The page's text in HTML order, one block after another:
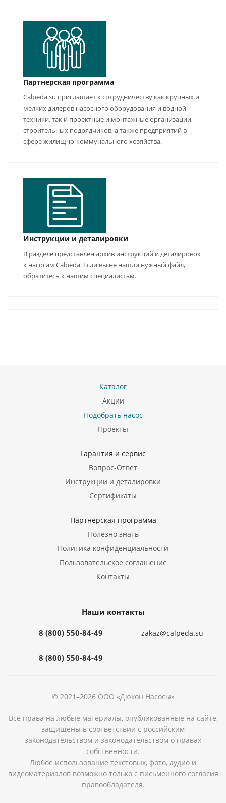
Партнерская программа
Calpeda.su приглашает к сотрудничеству как крупных и
мелких дилеров насосного оборудования и водной
техники, так и проектные и монтажные организации,
строительных подрядчиков, а также предприятий в
сфере жилищно-коммунального хозяйства.
Инструкции и деталировки
В разделе представлен архив инструкций и деталировок
к насосам Calpeda. Если вы не нашли нужный файл,
обратитесь к нашим специалистам.
Каталог
Акции
Подобрать насос
Проекты
Гарантия и сервис
Вопрос-Ответ
Инструкции и деталировки
Сертификаты
Партнерская программа
Полезно знать
Политика конфиденциальности
Пользовательское соглашение
Контакты
Наши контакты
8 (800) 550-84-49
8 (800) 550-84-49
zakaz@calpeda.su
© 2021–2026 ООО «Дюкон Насосы»
Все права на любые материалы, опубликованные на сайте,
защищены в соответствии с российским
законодательством и законодательством о правах
собственности.
Любое использование текстовых, фото, аудио и
видеоматериалов возможно только с письменного согласия
правообладателя.